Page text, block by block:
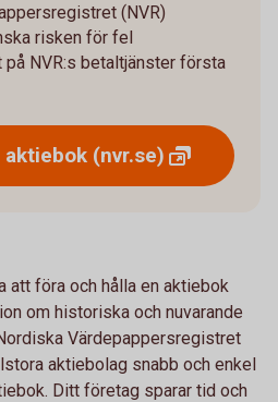
(NVR)
risken för fel
på NVR:s betaltjänster första
aktiebok (nvr.se)
att föra och hålla en aktiebok
om historiska och nuvarande
Värdepappersregistret
aktiebolag snabb och enkel
Ditt företag sparar tid och